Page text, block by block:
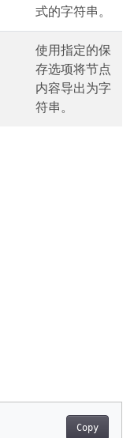
式的字符串。
使用指定的保
存选项将节点
内容导出为字
符串。
Copy